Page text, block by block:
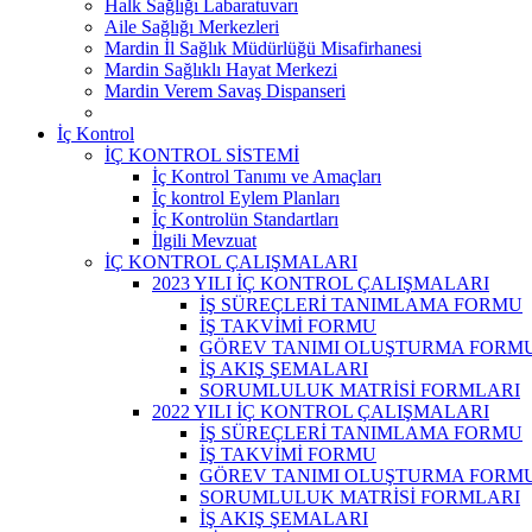
Halk Sağlığı Labaratuvarı
Aile Sağlığı Merkezleri
Mardin İl Sağlık Müdürlüğü Misafirhanesi
Mardin Sağlıklı Hayat Merkezi
Mardin Verem Savaş Dispanseri
İç Kontrol
İÇ KONTROL SİSTEMİ
İç Kontrol Tanımı ve Amaçları
İç kontrol Eylem Planları
İç Kontrolün Standartları
İlgili Mevzuat
İÇ KONTROL ÇALIŞMALARI
2023 YILI İÇ KONTROL ÇALIŞMALARI
İŞ SÜREÇLERİ TANIMLAMA FORMU
İŞ TAKVİMİ FORMU
GÖREV TANIMI OLUŞTURMA
İŞ AKIŞ ŞEMALARI
SORUMLULUK MATRİSİ FORMLARI
2022 YILI İÇ KONTROL ÇALIŞMALARI
İŞ SÜREÇLERİ TANIMLAMA FORMU
İŞ TAKVİMİ FORMU
GÖREV TANIMI OLUŞTURMA
SORUMLULUK MATRİSİ FORMLARI
İŞ AKIŞ ŞEMALARI